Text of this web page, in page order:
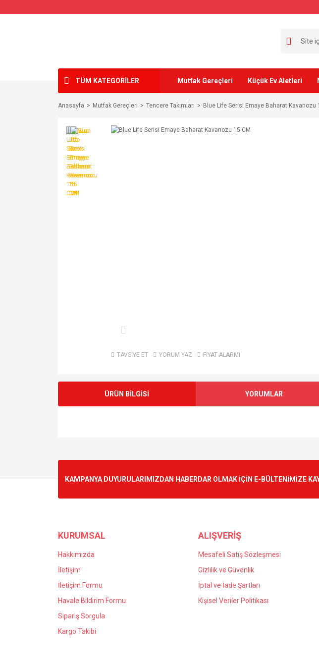
TÜM KATEGORİLER Mutfak Gereçleri Küçük Ev Aletleri
Anasayfa Mutfak Gereçleri Tencere Takımları Blue Life Serisi Emaye Baharat Kavanozu
TAVSİYE ET YORUM YAZ FİYAT ALARMI
ÜRÜN BİLGİSİ YORUMLAR
Ürün resmi kalitesiz, bozuk veya görüntülenemiyor.
Bu ürüne benzer farklı alternatifler olmalı.
KAMPANYA DUYURULARIMIZDAN HABERDAR OLMAK İÇİN E-BÜLTENİMİZE
KURUMSAL
Hakkımızda
İletişim
İletişim Formu
Havale Bildirim Formu
Sipariş Sorgula
Kargo Takibi
ALIŞVERİŞ
Mesafeli Satış Sözleşmesi
Gizlilik ve Güvenlik
İptal ve İade Şartları
Kişisel Veriler Politikası